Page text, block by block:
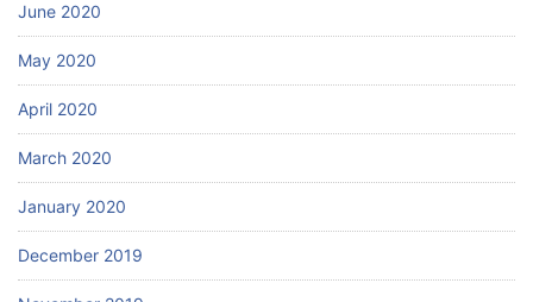
June 2020
May 2020
April 2020
March 2020
January 2020
December 2019